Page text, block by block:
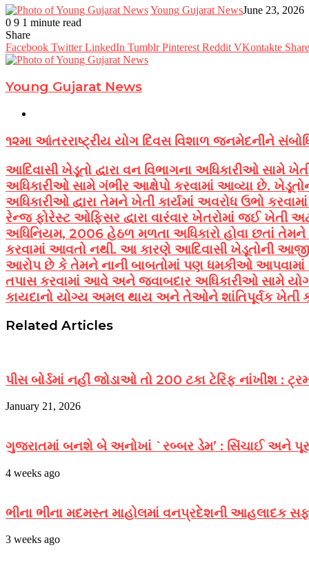
Young Gujarat NewsJune 23, 2026
0 9 1 minute read
Facebook
Twitter
LinkedIn
Tumblr
Pinterest
Reddit
WhatsApp
Share
Facebook Twitter LinkedIn Tumblr Pinterest Reddit VKontakte
Young Gujarat News
૧૨મા આંતરરાષ્ટ્રીય યોગ દિવસ વિશાળ જનમેદનીને
આદિવાસી ખેડૂતો દ્વારા વન વિભાગના અધિકારીઓ સામે
અધિકારીઓ સામે ગંભીર આક્ષેપો કરવામાં આવ્યા છે.
અધિકારીઓ દ્વારા તેમને ખેતી કાર્યમાં અવરોધ ઉભો
રેન્જ ફોરેસ્ટ ઓફિસર દ્વારા વારંવાર ખેતરોમાં જઈ
અધિનિયમ, 2006 હેઠળ મળતા અધિકારો હોવા છતાં
કરવામાં આવતો નથી. આ કારણે આદિવાસી ખેડૂતોની
આરોપ છે કે તેમને નાની બાબતોમાં પણ ધમકીઓ આપવામાં
તપાસ કરવામાં આવે અને જવાબદાર અધિકારીઓ સામે
કાયદાનો યોગ્ય અમલ થાય અને તેઓને શાંતિપૂર્વક ખેતી
Related Articles
પીસ બોર્ડમાં નહીં જોડાઓ તો 200 ટકા ટેરિફ નાંખીશ :
January 21, 2026
ગુજરાતમાં બનશે બે અનોખાં `રબ્બર ડેમ’ : સિંચાઈ અને
4 weeks ago
ભીના ભીના મદમસ્ત માહોલમાં વનપ્રદેશની આહલાદક
3 weeks ago